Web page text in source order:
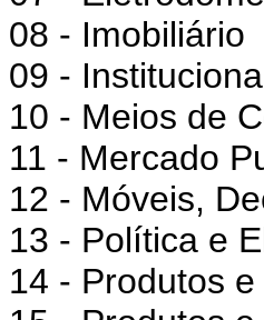
08 - Imobiliário
09 -
10 - Meios de
11 - Mercado
12 - Móveis,
13 - Política e
14 - Produtos